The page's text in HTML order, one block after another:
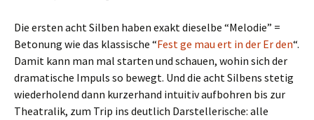
Die ersten acht Silben haben exakt dieselbe “Melodie” =
Betonung wie das klassische “Fest ge mau ert in der Er den“.
Damit kann man mal starten und schauen, wohin sich der
dramatische Impuls so bewegt. Und die acht Silbens stetig
wiederholend dann kurzerhand intuitiv aufbohren bis zur
Theatralik, zum Trip ins deutlich Darstellerische: alle